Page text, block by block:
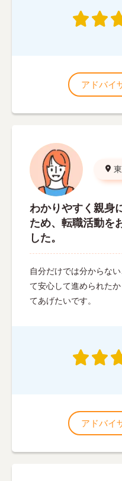
アドバイ
わかりやすく親身
ため、転職活動を
した。
自分だけでは分からな
て安心して進められた
てあげたいです。
アドバイ